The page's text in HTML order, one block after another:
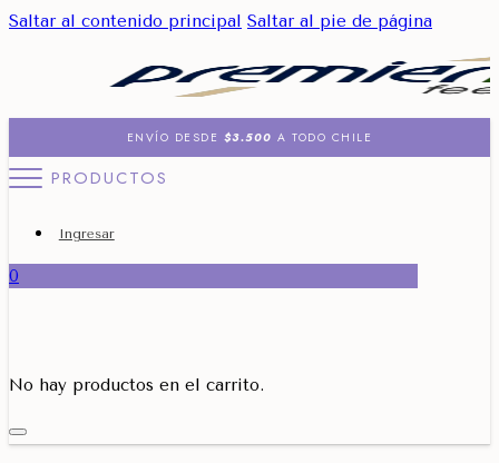
Saltar al contenido principal Saltar al pie de página
ENVÍO DESDE $3.500 A TODO CHILE
PRODUCTOS
Ingresar
0
No hay productos en el carrito.